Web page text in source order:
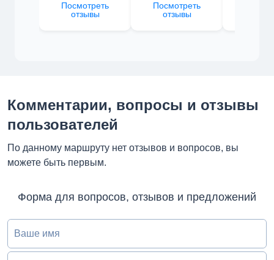
Посмотреть
отзывы
Посмотреть
отзывы
Комментарии, вопросы и отзывы
пользователей
По данному маршруту нет отзывов и вопросов, вы
можете быть первым.
Форма для вопросов, отзывов и предложений
Ваше имя